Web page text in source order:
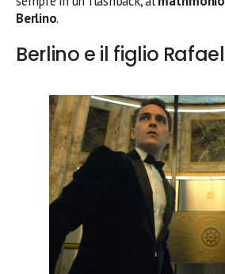
Berlino.
Berlino e il figlio Rafael